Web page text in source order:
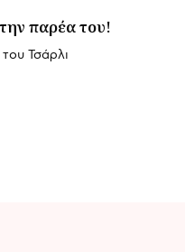
παρέα του!
Τσάρλι